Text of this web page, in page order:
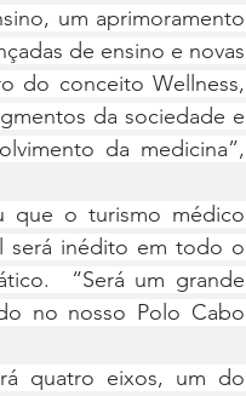
um aprimoramento
de ensino e novas
do conceito Wellness,
da sociedade e
da medicina”,
que o turismo médico
será inédito em todo o
“Será um grande
no nosso Polo Cabo
quatro eixos, um do